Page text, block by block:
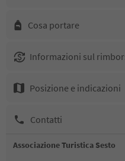
Cosa portare
Informazioni sul
Posizione e indicazioni
Contatti
Associazione Turistica Sesto